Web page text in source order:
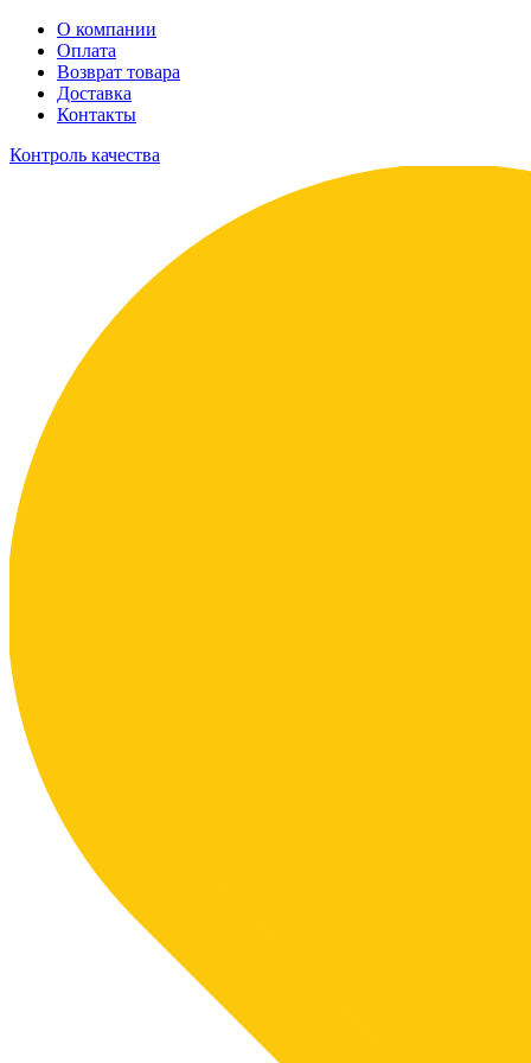
О компании
Оплата
Возврат товара
Доставка
Контакты
Контроль качества